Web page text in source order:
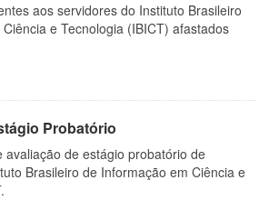
aos servidores do Instituto Brasileiro
e Tecnologia (IBICT) afastados
Probatório
avaliação de estágio probatório de
Brasileiro de Informação em Ciência e